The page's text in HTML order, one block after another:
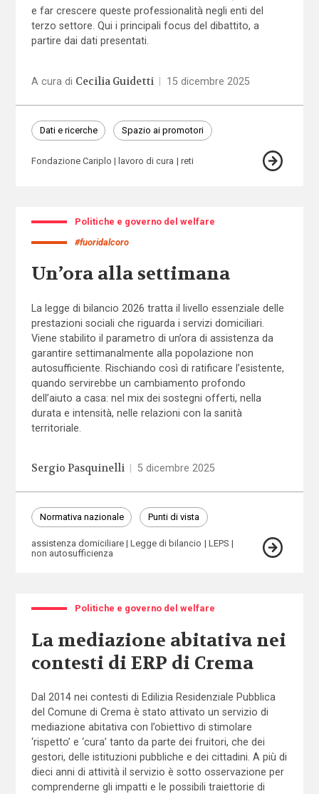
e far crescere queste professionalità negli enti del
terzo settore. Qui i principali focus del dibattito, a
partire dai dati presentati.
A cura di Cecilia Guidetti 15 dicembre 2025
Dati e ricerche Spazio ai promotori
Fondazione Cariplo lavoro di cura reti
Politiche e governo del welfare
#fuoridalcoro
Un’ora alla settimana
La legge di bilancio 2026 tratta il livello essenziale delle
prestazioni sociali che riguarda i servizi domiciliari.
Viene stabilito il parametro di un’ora di assistenza da
garantire settimanalmente alla popolazione non
autosufficiente. Rischiando così di ratificare l’esistente,
quando servirebbe un cambiamento profondo
dell’aiuto a casa: nel mix dei sostegni offerti, nella
durata e intensità, nelle relazioni con la sanità
territoriale.
Sergio Pasquinelli 5 dicembre 2025
Normativa nazionale Punti di vista
assistenza domiciliare Legge di bilancio
LEPS
non autosufficienza
Politiche e governo del welfare
La mediazione abitativa nei
contesti di ERP di Crema
Dal 2014 nei contesti di Edilizia Residenziale Pubblica
del Comune di Crema è stato attivato un servizio di
mediazione abitativa con l’obiettivo di stimolare
‘rispetto’ e ‘cura’ tanto da parte dei fruitori, che dei
gestori, delle istituzioni pubbliche e dei cittadini. A più di
dieci anni di attività il servizio è sotto osservazione per
comprenderne gli impatti e le possibili traiettorie di